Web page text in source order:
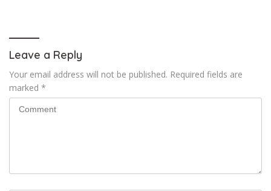
Leave a Reply
Your email address will not be published. Required fields are
marked *